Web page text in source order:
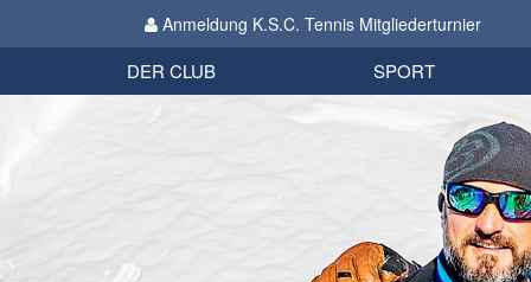
Anmeldung K.S.C. Tennis Mitgliederturnier
DER CLUB
Organisation
SPORT
Biathlon
Datenschutzverordnung 2018
Impressum